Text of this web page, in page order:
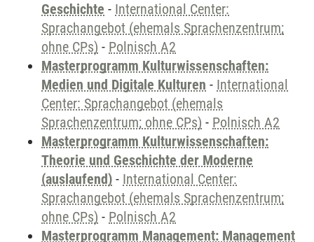
Geschichte - International Center:
Sprachangebot (ehemals Sprachenzentrum;
ohne CPs) - Polnisch A2
Masterprogramm Kulturwissenschaften:
Medien und Digitale Kulturen - International
Center: Sprachangebot (ehemals
Sprachenzentrum; ohne CPs) - Polnisch A2
Masterprogramm Kulturwissenschaften:
Theorie und Geschichte der Moderne
(auslaufend) - International Center:
Sprachangebot (ehemals Sprachenzentrum;
ohne CPs) - Polnisch A2
Masterprogramm Management: Management